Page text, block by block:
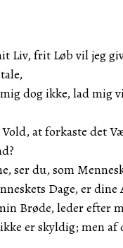
Liv, frit Løb vil jeg
dog ikke, lad mig
Vold, at forkaste det
ser du, som
Dage, er dine
Brøde, leder efter
er skyldig; men